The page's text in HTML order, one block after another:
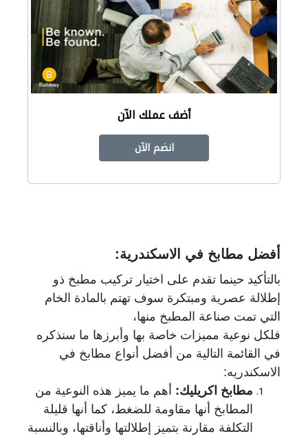
أضف عملك الآن
انضم الآن
أفضل مطابخ في الاسكندرية:
بالتأكيد حينما تقدم على اختيار تركيب مطبخ ذو
إطلالة عصرية ومبتكرة سوف تهتم بالمادة الخام
التي تمت صناعة المطبخ منها،
فلكل نوعية مميزات خاصة بها وأبرزها ما سنذكره
في القائمة التالية من أفضل أنواع مطابخ في
الاسكندريه:
مطابخ اكريليك: أهم ما يميز هذه النوعية من
المطابخ أنها مقاومة للضغط، كما أنها قليلة
التكلفة مقارنة بتميز إطلالتها وأناقتها، وبالنسبة